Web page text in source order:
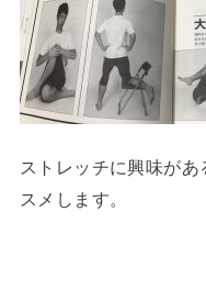
ストレッチに興味が
スメします。